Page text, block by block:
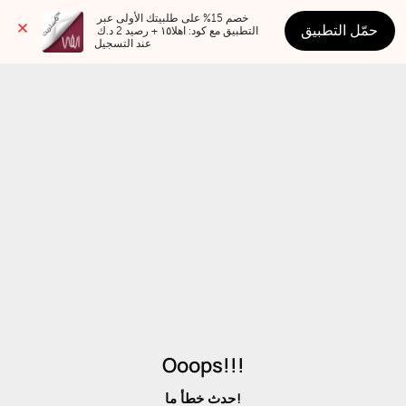
عند التسجيل
حمّل التطبيق
Ooops!!!
حدث خطأ ما!